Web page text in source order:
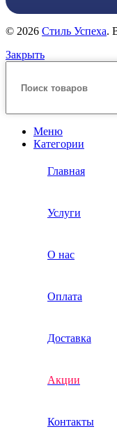
© 2026 Стиль Успеха.
Закрыть
Меню
Категории
Главная
Услуги
О нас
Оплата
Доставка
Акции
Контакты